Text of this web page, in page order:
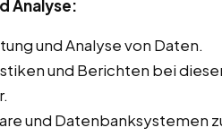
Analyse:
und Analyse von Daten.
und Berichten bei
und Datenbanksystemen